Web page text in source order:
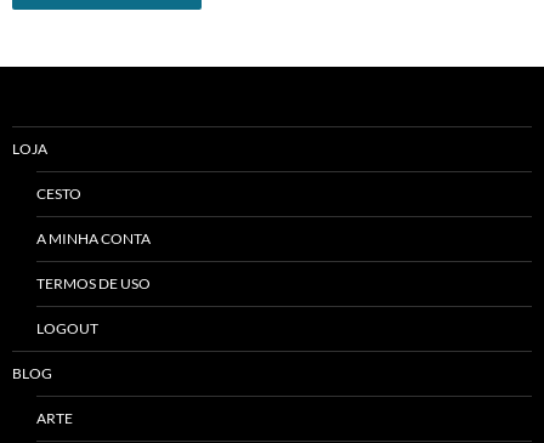
LOJA
CESTO
A MINHA CONTA
TERMOS DE USO
LOGOUT
BLOG
ARTE